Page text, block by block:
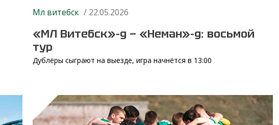
Мл витебск / 22.05.2026
«МЛ Витебск»-д — «Неман»-д: восьмой
тур
Дублёры сыграют на выезде, игра начнётся в 13:00